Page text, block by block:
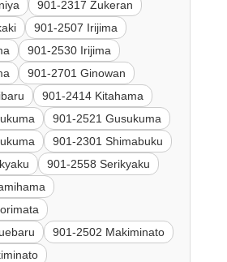
901-2317 Zukeran
901-2507 Irijima
901-2530 Irijima
901-2701 Ginowan
901-2414 Kitahama
901-2521 Gusukuma
901-2301 Shimabuku
901-2558 Serikyaku
901-2502 Makiminato